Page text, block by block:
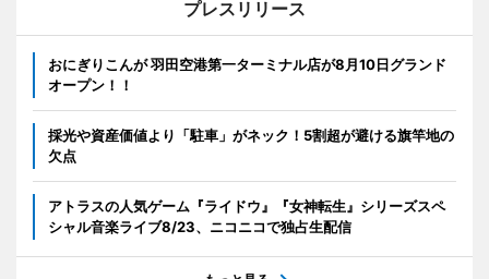
プレスリリース
おにぎりこんが 羽田空港第一ターミナル店が8月10日グランド
オープン！！
採光や資産価値より「駐車」がネック！5割超が避ける旗竿地の
欠点
アトラスの人気ゲーム『ライドウ』『女神転生』シリーズスペ
シャル音楽ライブ8/23、ニコニコで独占生配信